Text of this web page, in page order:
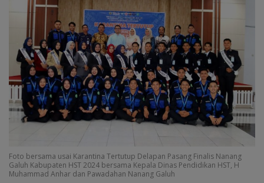
Foto bersama usai Karantina Tertutup Delapan Pasang Finalis Nanang
Galuh Kabupaten HST 2024 bersama Kepala Dinas Pendidikan HST, H
Muhammad Anhar dan Pawadahan Nanang Galuh